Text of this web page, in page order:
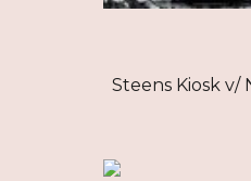
Steens Kiosk v/